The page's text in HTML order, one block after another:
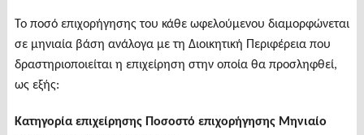
Το ποσό επιχορήγησης του κάθε ωφελούμενου διαμορφώνεται
σε μηνιαία βάση ανάλογα με τη Διοικητική Περιφέρεια που
δραστηριοποιείται η επιχείρηση στην οποία θα προσληφθεί,
ως εξής:
Κατηγορία επιχείρησης Ποσοστό επιχορήγησης Μηνιαίο